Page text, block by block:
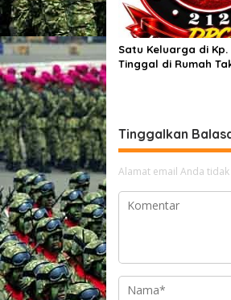
Satu Keluarga di
Tinggal di Rumah
Tinggalkan
Alamat email Anda